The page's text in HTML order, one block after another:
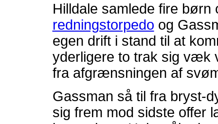
Hilldale samlede fire børn
redningstorpedo og
egen drift i stand til at
yderligere to trak sig væk
fra afgrænsningen af
Gassman så til fra bryst-
sig frem mod sidste offer